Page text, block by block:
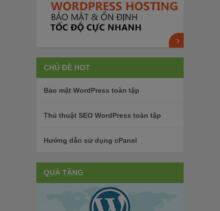
CHỦ ĐỀ HOT
Bảo mật WordPress toàn tập
Thủ thuật SEO WordPress toàn tập
Hướng dẫn sử dụng cPanel
QUÀ TẶNG